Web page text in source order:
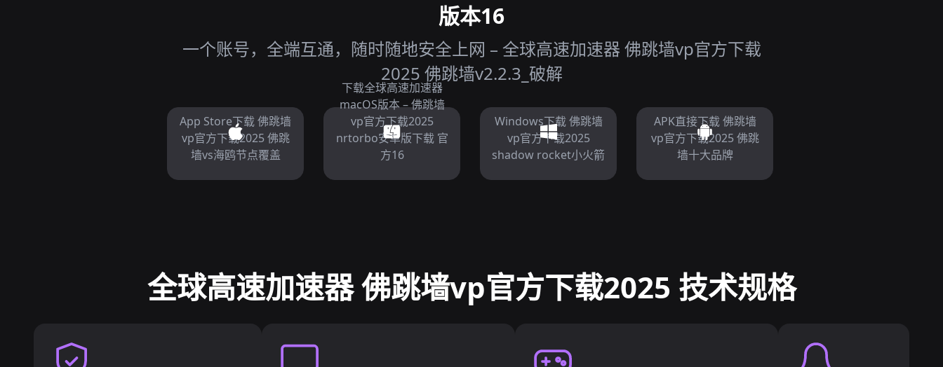
版本16
一个账号，全端互通，随时随地安全上网 – 全球高速加速器 佛跳墙vp官方下载
2025 佛跳墙v2.2.3_破解
App Store下载 佛跳墙
vp官方下载2025 佛跳
墙vs海鸥节点覆盖
下载全球高速加速器
macOS版本 – 佛跳墙
vp官方下载2025
nrtorbo安卓版下载 官
方16
Windows下载 佛跳墙
vp官方下载2025
shadow rocket小火箭
APK直接下载 佛跳墙
vp官方下载2025 佛跳
墙十大品牌
全球高速加速器 佛跳墙vp官方下载2025 技术规格